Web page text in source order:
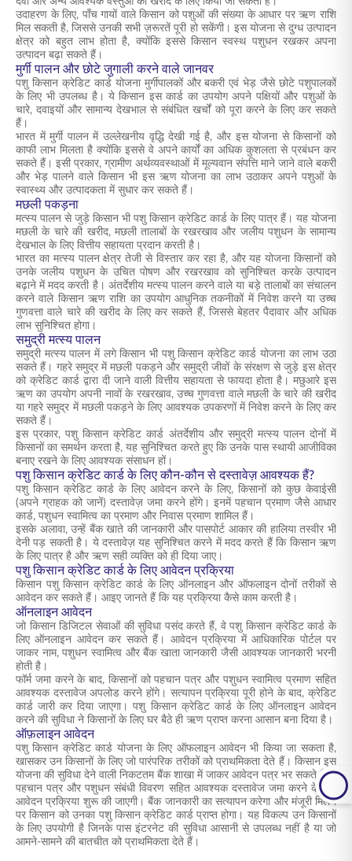
उदाहरण के लिए, पाँच गायों वाले किसान को पशुओं की संख्या के आधार पर ऋण राशि
मिल सकती है, जिससे उनकी सभी ज़रूरतें पूरी हो सकेंगी। इस योजना से दुग्ध उत्पादन
क्षेत्र को बहुत लाभ होता है, क्योंकि इससे किसान स्वस्थ पशुधन रखकर अपना
उत्पादन बढ़ा सकते हैं।
मुर्गी पालन और छोटे जुगाली करने वाले जानवर
पशु किसान क्रेडिट कार्ड योजना मुर्गीपालकों और बकरी एवं भेड़ जैसे छोटे पशुपालकों
के लिए भी उपलब्ध है। ये किसान इस कार्ड का उपयोग अपने पक्षियों और पशुओं के
चारे, दवाइयों और सामान्य देखभाल से संबंधित खर्चों को पूरा करने के लिए कर सकते
हैं।
भारत में मुर्गी पालन में उल्लेखनीय वृद्धि देखी गई है, और इस योजना से किसानों को
काफी लाभ मिलता है क्योंकि इससे वे अपने कार्यों का अधिक कुशलता से प्रबंधन कर
सकते हैं। इसी प्रकार, ग्रामीण अर्थव्यवस्थाओं में मूल्यवान संपत्ति माने जाने वाले बकरी
और भेड़ पालने वाले किसान भी इस ऋण योजना का लाभ उठाकर अपने पशुओं के
स्वास्थ्य और उत्पादकता में सुधार कर सकते हैं।
मछली पकड़ना
मत्स्य पालन से जुड़े किसान भी पशु किसान क्रेडिट कार्ड के लिए पात्र हैं। यह योजना
मछली के चारे की खरीद, मछली तालाबों के रखरखाव और जलीय पशुधन के सामान्य
देखभाल के लिए वित्तीय सहायता प्रदान करती है।
भारत का मत्स्य पालन क्षेत्र तेजी से विस्तार कर रहा है, और यह योजना किसानों को
उनके जलीय पशुधन के उचित पोषण और रखरखाव को सुनिश्चित करके उत्पादन
बढ़ाने में मदद करती है। अंतर्देशीय मत्स्य पालन करने वाले या बड़े तालाबों का संचालन
करने वाले किसान ऋण राशि का उपयोग आधुनिक तकनीकों में निवेश करने या उच्च
गुणवत्ता वाले चारे की खरीद के लिए कर सकते हैं, जिससे बेहतर पैदावार और अधिक
लाभ सुनिश्चित होगा।
समुद्री मत्स्य पालन
समुद्री मत्स्य पालन में लगे किसान भी पशु किसान क्रेडिट कार्ड योजना का लाभ उठा
सकते हैं। गहरे समुद्र में मछली पकड़ने और समुद्री जीवों के संरक्षण से जुड़े इस क्षेत्र
को क्रेडिट कार्ड द्वारा दी जाने वाली वित्तीय सहायता से फायदा होता है। मछुआरे इस
ऋण का उपयोग अपनी नावों के रखरखाव, उच्च गुणवत्ता वाले मछली के चारे की खरीद
या गहरे समुद्र में मछली पकड़ने के लिए आवश्यक उपकरणों में निवेश करने के लिए कर
सकते हैं।
इस प्रकार, पशु किसान क्रेडिट कार्ड अंतर्देशीय और समुद्री मत्स्य पालन दोनों में
किसानों का समर्थन करता है, यह सुनिश्चित करते हुए कि उनके पास स्थायी आजीविका
बनाए रखने के लिए आवश्यक संसाधन हों।
पशु किसान क्रेडिट कार्ड के लिए कौन-कौन से दस्तावेज़ आवश्यक हैं?
पशु किसान क्रेडिट कार्ड के लिए आवेदन करने के लिए, किसानों को कुछ केवाईसी
(अपने ग्राहक को जानें) दस्तावेज़ जमा करने होंगे। इनमें पहचान प्रमाण जैसे आधार
कार्ड, पशुधन स्वामित्व का प्रमाण और निवास प्रमाण शामिल हैं।
इसके अलावा, उन्हें बैंक खाते की जानकारी और पासपोर्ट आकार की हालिया तस्वीर भी
देनी पड़ सकती है। ये दस्तावेज़ यह सुनिश्चित करने में मदद करते हैं कि किसान ऋण
के लिए पात्र है और ऋण सही व्यक्ति को ही दिया जाए।
पशु किसान क्रेडिट कार्ड के लिए आवेदन प्रक्रिया
किसान पशु किसान क्रेडिट कार्ड के लिए ऑनलाइन और ऑफलाइन दोनों तरीकों से
आवेदन कर सकते हैं। आइए जानते हैं कि यह प्रक्रिया कैसे काम करती है।
ऑनलाइन आवेदन
जो किसान डिजिटल सेवाओं की सुविधा पसंद करते हैं, वे पशु किसान क्रेडिट कार्ड के
लिए ऑनलाइन आवेदन कर सकते हैं। आवेदन प्रक्रिया में आधिकारिक पोर्टल पर
जाकर नाम, पशुधन स्वामित्व और बैंक खाता जानकारी जैसी आवश्यक जानकारी भरनी
होती है।
फॉर्म जमा करने के बाद, किसानों को पहचान पत्र और पशुधन स्वामित्व प्रमाण सहित
आवश्यक दस्तावेज अपलोड करने होंगे। सत्यापन प्रक्रिया पूरी होने के बाद, क्रेडिट
कार्ड जारी कर दिया जाएगा। पशु किसान क्रेडिट कार्ड के लिए ऑनलाइन आवेदन
करने की सुविधा ने किसानों के लिए घर बैठे ही ऋण प्राप्त करना आसान बना दिया है।
ऑफ़लाइन आवेदन
पशु किसान क्रेडिट कार्ड योजना के लिए ऑफलाइन आवेदन भी किया जा सकता है,
खासकर उन किसानों के लिए जो पारंपरिक तरीकों को प्राथमिकता देते हैं। किसान इस
योजना की सुविधा देने वाली निकटतम बैंक शाखा में जाकर आवेदन पत्र भर सकते हैं।
पहचान पत्र और पशुधन संबंधी विवरण सहित आवश्यक दस्तावेज जमा करने के बाद
आवेदन प्रक्रिया शुरू की जाएगी। बैंक जानकारी का सत्यापन करेगा और मंजूरी मिलने
पर किसान को उनका पशु किसान क्रेडिट कार्ड प्राप्त होगा। यह विकल्प उन किसानों
के लिए उपयोगी है जिनके पास इंटरनेट की सुविधा आसानी से उपलब्ध नहीं है या जो
आमने-सामने की बातचीत को प्राथमिकता देते हैं।